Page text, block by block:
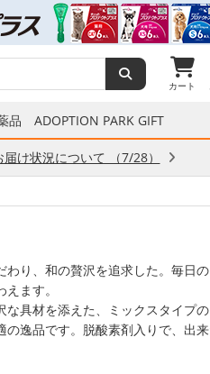
カート
品 ADOPTION PARK GIFT
け状況について （7/28）
わり、和の贅沢を追求した。毎日
ます。
な具材を添えた、ミックスタイプ
逸品です。脱酸素剤入りで、出